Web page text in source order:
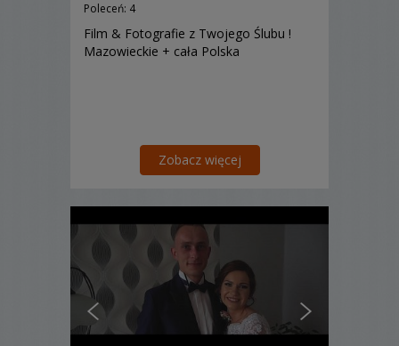
Poleceń: 4
Film & Fotografie z Twojego Ślubu !
Mazowieckie + cała Polska
Zobacz więcej